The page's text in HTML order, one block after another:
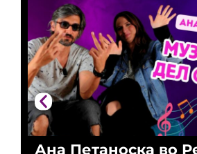
Ана Петаноска во